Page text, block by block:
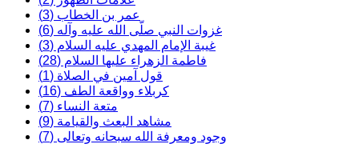
عمر بن الخطاب (3)
غزوات النبي صلّى الله عليه وآله (6)
غيبة الإمام المهدي عليه السلام (3)
فاطمة الزهراء عليها السلام (28)
قول آمين في الصلاة (1)
كربلاء وواقعة الطف (16)
متعة النساء (7)
مشاهد البعث والقيامة (9)
وجود ومعرفة الله سبحانه وتعالى (7)